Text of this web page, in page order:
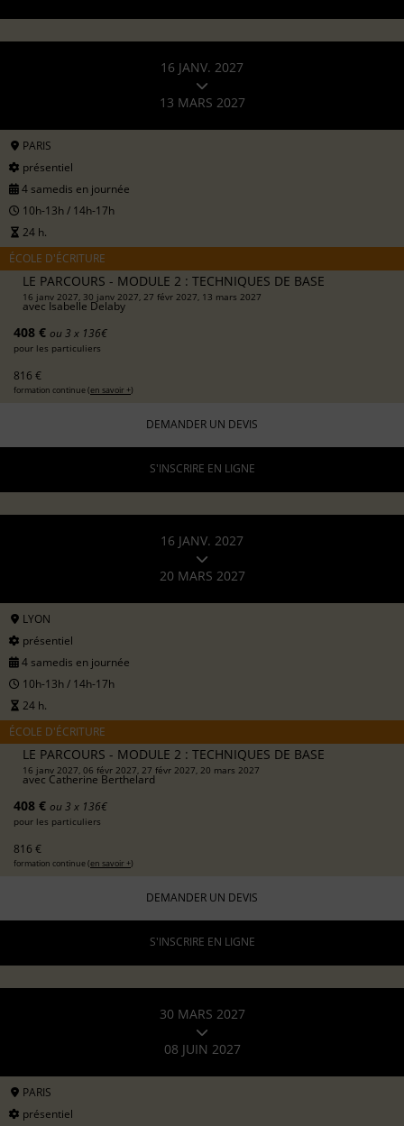
16 JANV. 2027
13 MARS 2027
PARIS
présentiel
4 samedis en journée
10h-13h / 14h-17h
24 h.
ÉCOLE D'ÉCRITURE
LE PARCOURS - MODULE 2 : TECHNIQUES DE BASE
16 janv 2027, 30 janv 2027, 27 févr 2027, 13 mars 2027
avec Isabelle Delaby
408 € ou 3 x 136€
pour les particuliers
816 €
formation continue (en savoir +)
DEMANDER UN DEVIS
S'INSCRIRE EN LIGNE
16 JANV. 2027
20 MARS 2027
LYON
présentiel
4 samedis en journée
10h-13h / 14h-17h
24 h.
ÉCOLE D'ÉCRITURE
LE PARCOURS - MODULE 2 : TECHNIQUES DE BASE
16 janv 2027, 06 févr 2027, 27 févr 2027, 20 mars 2027
avec Catherine Berthelard
408 € ou 3 x 136€
pour les particuliers
816 €
formation continue (en savoir +)
DEMANDER UN DEVIS
S'INSCRIRE EN LIGNE
30 MARS 2027
08 JUIN 2027
PARIS
présentiel